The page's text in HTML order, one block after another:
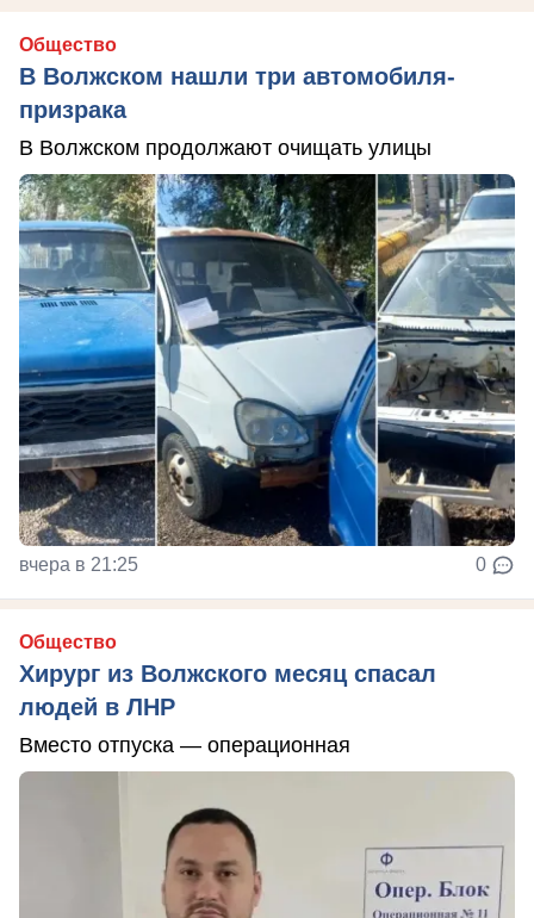
Общество
В Волжском нашли три автомобиля-
призрака
В Волжском продолжают очищать улицы
вчера в 21:25 0
Общество
Хирург из Волжского месяц спасал
людей в ЛНР
Вместо отпуска — операционная